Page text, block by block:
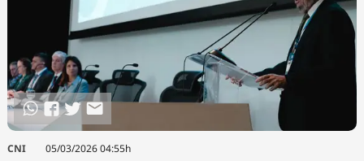
Contato
Agronegócios
Brasil
Brasil Mineral
Ciência &
Tecnologia
Cinema
Comportamento
Cultura
Economia
Infraestrutura
Meio Ambiente
Podcast
Política
CNI 05/03/2026 04:55h